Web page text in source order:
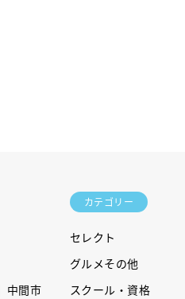
中間市
カテゴリー
セレクト
グルメその他
スクール・資格